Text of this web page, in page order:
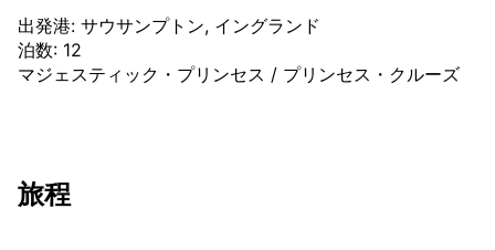
出発港: サウサンプトン, イングランド
泊数: 12
マジェスティック・プリンセス / プリンセス・クルーズ
旅程